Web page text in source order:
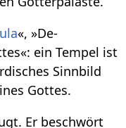
«, »De-
ein Tempel ist
Sinnbild
Gottes.
Er beschwört